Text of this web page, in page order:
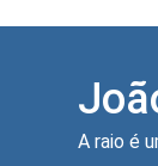
A raio é